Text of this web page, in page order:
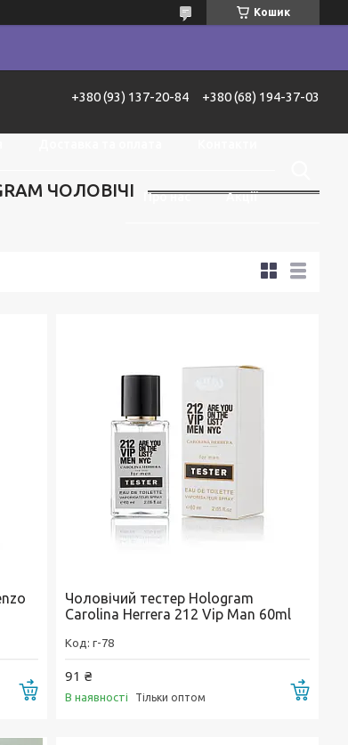
Кошик
+380 (93) 137-20-84 +380 (68) 194-37-03
Про нас Акції
ЧОЛОВІЧІ
Купити
Чоловічий тестер Hologram
Carolina Herrera 212 Vip Man 60ml
г-78
91 ₴
В наявності Тільки оптом